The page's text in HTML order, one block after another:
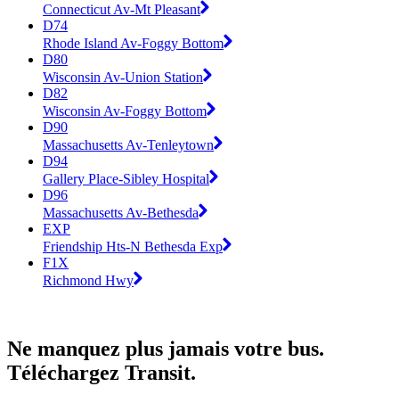
Connecticut Av-Mt Pleasant
D74
Rhode Island Av-Foggy Bottom
D80
Wisconsin Av-Union Station
D82
Wisconsin Av-Foggy Bottom
D90
Massachusetts Av-Tenleytown
D94
Gallery Place-Sibley Hospital
D96
Massachusetts Av-Bethesda
EXP
Friendship Hts-N Bethesda Exp
F1X
Richmond Hwy
Ne manquez plus jamais votre bus.
Téléchargez Transit.